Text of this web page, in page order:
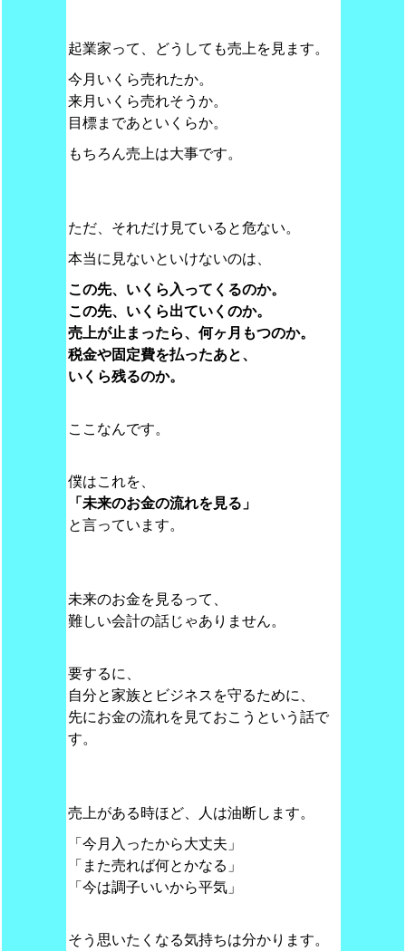
起業家って、どうしても売上を見ます。
今月いくら売れたか。
来月いくら売れそうか。
目標まであといくらか。
もちろん売上は大事です。
ただ、それだけ見ていると危ない。
本当に見ないといけないのは、
この先、いくら入ってくるのか。
この先、いくら出ていくのか。
売上が止まったら、何ヶ月もつのか。
税金や固定費を払ったあと、
いくら残るのか。
ここなんです。
僕はこれを、
「未来のお金の流れを見る」
と言っています。
未来のお金を見るって、
難しい会計の話じゃありません。
要するに、
自分と家族とビジネスを守るために、
先にお金の流れを見ておこうという話で
す。
売上がある時ほど、人は油断します。
「今月入ったから大丈夫」
「また売れば何とかなる」
「今は調子いいから平気」
そう思いたくなる気持ちは分かります。